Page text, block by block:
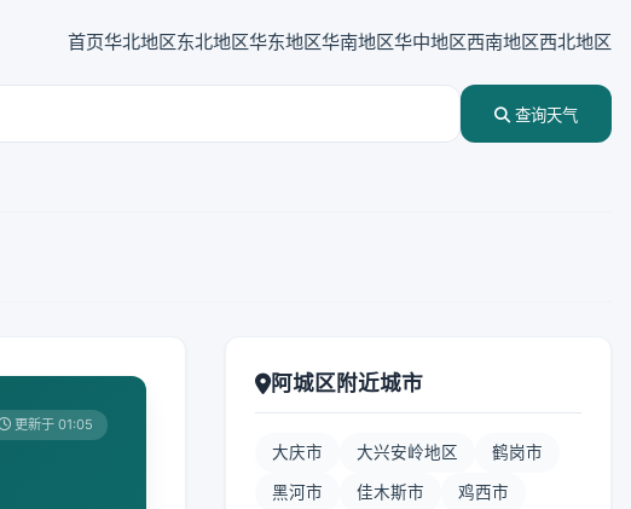
首页华北地区东北地区华东地区华南地区华中地区西南地区西北地区
查询天气
更新于 01:05
阿城区附近城市
大庆市 大兴安岭地区 鹤岗市
黑河市 佳木斯市 鸡西市